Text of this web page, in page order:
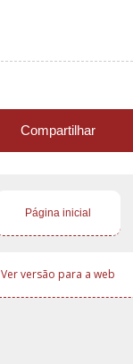
Compartilhar
Página inicial
Ver versão para a web